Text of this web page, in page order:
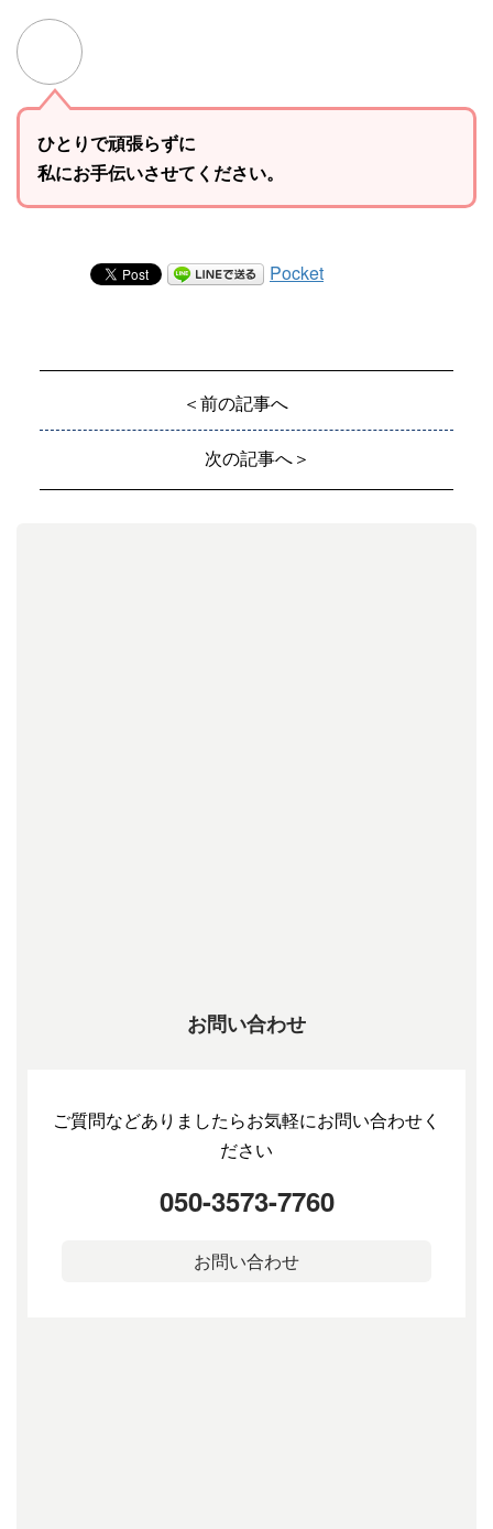
ひとりで頑張らずに
私にお手伝いさせてください。
Pocket
＜前の記事へ
次の記事へ＞
お問い合わせ
ご質問などありましたらお気軽にお問い合わせく
ださい
050-3573-7760
お問い合わせ